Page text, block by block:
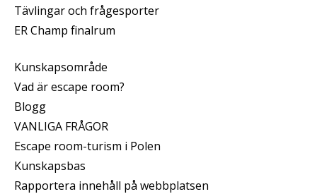
Tävlingar och frågesporter
ER Champ finalrum
Kunskapsområde
Vad är escape room?
Blogg
VANLIGA FRÅGOR
Escape room-turism i Polen
Kunskapsbas
Rapportera innehåll på webbplatsen